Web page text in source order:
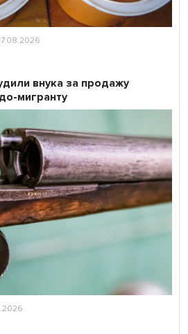
внука за продажу
мигранту